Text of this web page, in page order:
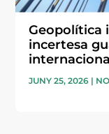
Geopolítica
incertesa
JUNY 25, 2026 |